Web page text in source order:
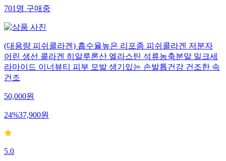
701명구매중
(대용량 피쉬콜라겐) 흡수율높은 리포좀 피쉬콜라겐 저분자
어린 생선 콜라겐 히알루론산 엘라스틴 석류농축분말 밀크세
라마이드 이너뷰티 피부 모발 생기있는 손발톱건강 건조한 속
건조
50,000원
24%37,900원
5.0